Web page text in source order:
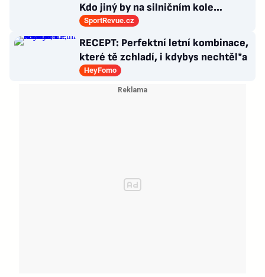
Kdo jiný by na silničním kole
dokázal tyhle triky?
SportRevue.cz
RECEPT: Perfektní letní kombinace,
které tě zchladí, i kdybys nechtěl*a
HeyFomo